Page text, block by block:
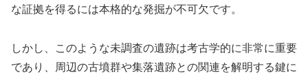
な証拠を得るには本格的な発掘が不可欠です。
しかし、このような未調査の遺跡は考古学的に非常に重要
であり、周辺の古墳群や集落遺跡との関連を解明する鍵に